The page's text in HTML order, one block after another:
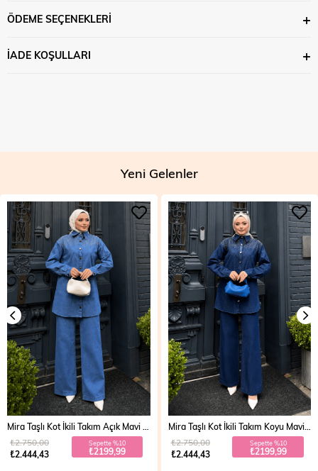
ÖDEME SEÇENEKLERI
İADE KOŞULLARI
Yeni Gelenler
₺2.444,43
₺2.750,00 Sepette %10
₺2199,99
Mira Taşlı Kot İkili Takım Koyu Mavi 19286
₺2.444,43
₺2.750,00 Sepette %10
₺2199,99